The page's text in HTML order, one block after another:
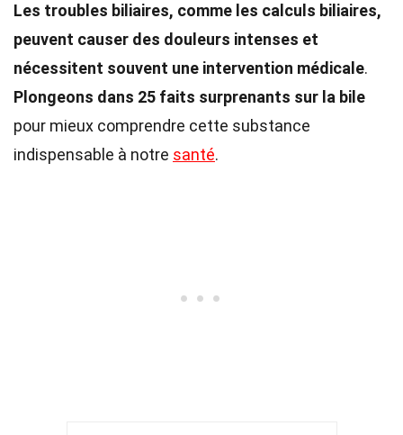
Les troubles biliaires, comme les calculs biliaires,
peuvent causer des douleurs intenses et
nécessitent souvent une intervention médicale.
Plongeons dans 25 faits surprenants sur la bile
pour mieux comprendre cette substance
indispensable à notre santé.